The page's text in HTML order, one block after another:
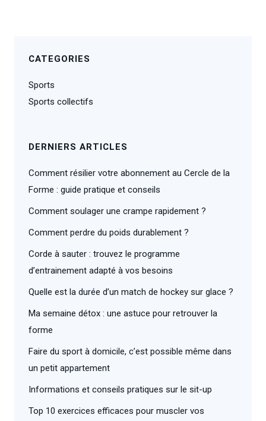
CATEGORIES
Sports
Sports collectifs
DERNIERS ARTICLES
Comment résilier votre abonnement au Cercle de la
Forme : guide pratique et conseils
Comment soulager une crampe rapidement ?
Comment perdre du poids durablement ?
Corde à sauter : trouvez le programme
d’entrainement adapté à vos besoins
Quelle est la durée d’un match de hockey sur glace ?
Ma semaine détox : une astuce pour retrouver la
forme
Faire du sport à domicile, c’est possible même dans
un petit appartement
Informations et conseils pratiques sur le sit-up
Top 10 exercices efficaces pour muscler vos